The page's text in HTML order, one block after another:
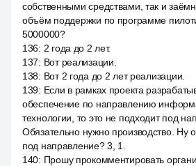
собственными средствами, так и
объём поддержки по программе
5000000?
136: 2 года до 2 лет.
137: Вот реализации.
138: Вот 2 года до 2 лет реализации.
139: Если в рамках проекта
обеспечение по направлению
технологии, то это не подходит под
Обязательно нужно производство. Ну
под направление? 3, 1.
140: Прошу прокомментировать